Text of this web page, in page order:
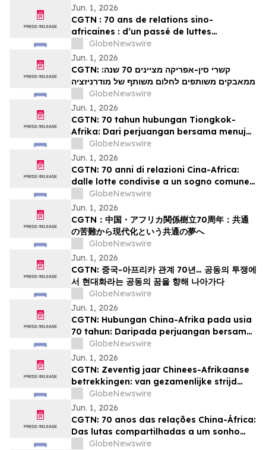
Jun. 1, 2026
CGTN : 70 ans de relations sino-
africaines : d’un passé de luttes
communes à un projet partagé de
modernisation
GlobeNewswire
Jun. 1, 2026
CGTN: קשרי סין-אפריקה מציינים 70 שנה:
ממאבקים משותפים לחלום משותף של מודרניזציה
GlobeNewswire
Jun. 1, 2026
CGTN: 70 tahun hubungan Tiongkok-
Afrika: Dari perjuangan bersama menuju
impian bersama akan modernisasi
GlobeNewswire
Jun. 1, 2026
CGTN: 70 anni di relazioni Cina-Africa:
dalle lotte condivise a un sogno comune
di modernizzazione
GlobeNewswire
Jun. 1, 2026
CGTN：中国・アフリカ関係樹立70周年：共通
の苦難から現代化という共通の夢へ
GlobeNewswire
Jun. 1, 2026
CGTN: 중국-아프리카 관계 70년… 공동의 투쟁에
서 현대화라는 공동의 꿈을 향해 나아가다
GlobeNewswire
Jun. 1, 2026
CGTN: Hubungan China-Afrika pada usia
70 tahun: Daripada perjuangan bersama
kepada impian pemodenan yang sama
GlobeNewswire
Jun. 1, 2026
CGTN: Zeventig jaar Chinees-Afrikaanse
betrekkingen: van gezamenlijke strijd
naar een gedeelde droom van
modernisering
GlobeNewswire
Jun. 1, 2026
CGTN: 70 anos das relações China-África:
Das lutas compartilhadas a um sonho
comum de modernização
GlobeNewswire